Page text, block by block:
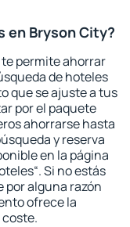
en Bryson City?
te permite ahorrar
de hoteles
que se ajuste a tus
por el paquete
ahorrarse hasta
y reserva
en la página
Si no estás
por alguna razón
ofrece la